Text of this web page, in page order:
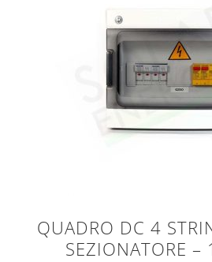
QUADRO DC 4
SEZIONATORE –